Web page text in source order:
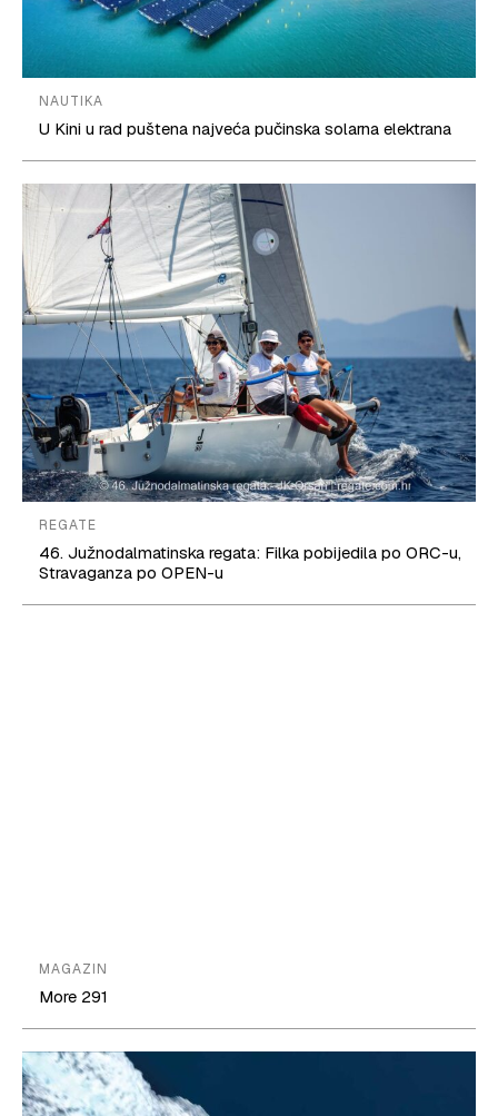
NAUTIKA
U Kini u rad puštena najveća pučinska solarna elektrana
REGATE
46. Južnodalmatinska regata: Filka pobijedila po ORC-u,
Stravaganza po OPEN-u
MAGAZIN
More 291